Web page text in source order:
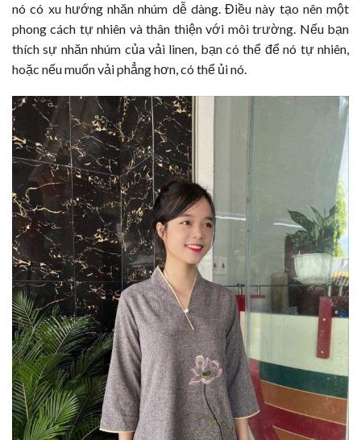
nó có xu hướng nhăn nhúm dễ dàng. Điều này tạo nên một
phong cách tự nhiên và thân thiện với môi trường. Nếu bạn
thích sự nhăn nhúm của vải linen, bạn có thể để nó tự nhiên,
hoặc nếu muốn vải phẳng hơn, có thể ủi nó.